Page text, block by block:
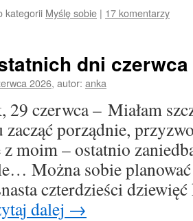
kategorii Myślę sobie | 17 komentarzy
dni czerwca
2026, autor: anka
29 czerwca – Miałam
zacząć porządnie,
z moim – ostatnio
Można sobie
czterdzieści
dalej →